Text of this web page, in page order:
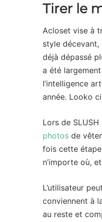
Tirer le
Acloset vise à
style
déjà dépassé
a été
l’intelligence
année. Looko
Lors de
photos de
fois cette
n’importe où,
L’utilisateur
conviennent à
au reste et